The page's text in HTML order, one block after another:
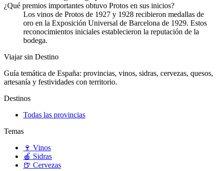
¿Qué premios importantes obtuvo Protos en sus inicios?
Los vinos de Protos de 1927 y 1928 recibieron medallas de
oro en la Exposición Universal de Barcelona de 1929. Estos
reconocimientos iniciales establecieron la reputación de la
bodega.
Viajar sin Destino
Guía temática de España: provincias, vinos, sidras, cervezas, quesos,
artesanía y festividades con territorio.
Destinos
Todas las provincias
Temas
🍷 Vinos
🍎 Sidras
🍺 Cervezas